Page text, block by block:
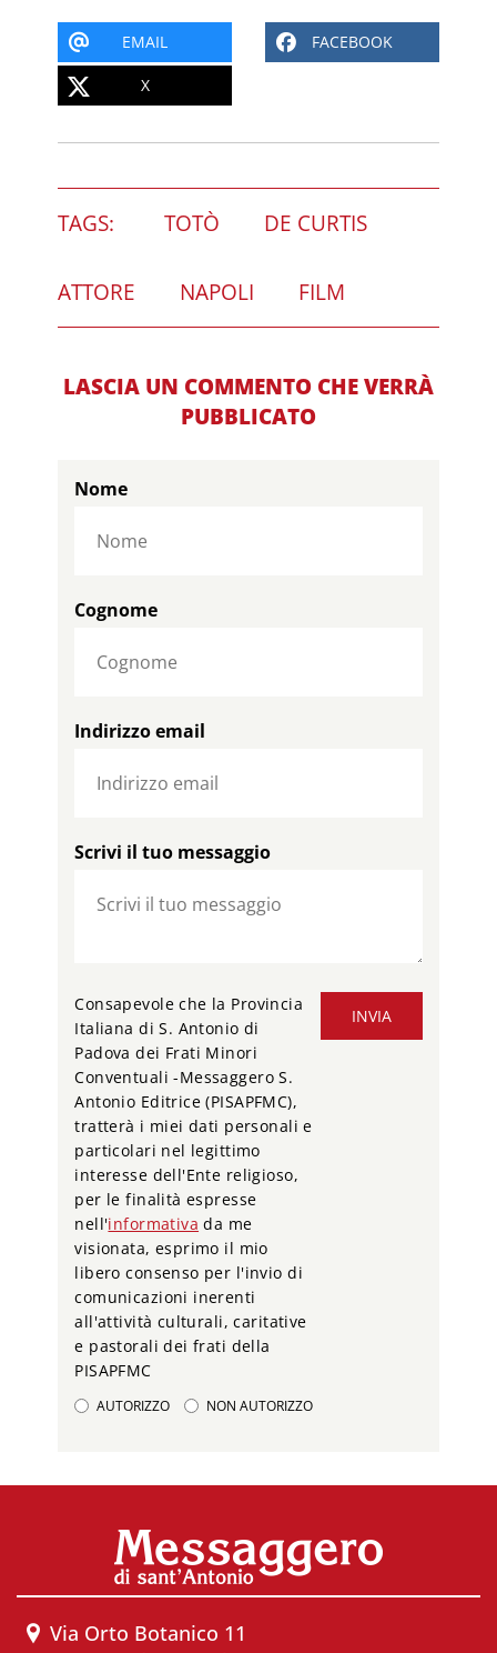
EMAIL FACEBOOK
X
TAGS: TOTÒ DE CURTIS
ATTORE NAPOLI FILM
LASCIA UN COMMENTO CHE VERRÀ
PUBBLICATO
Nome
Cognome
Indirizzo email
Scrivi il tuo messaggio
INVIA
Consapevole che la Provincia
Italiana di S. Antonio di
Padova dei Frati Minori
Conventuali -Messaggero S.
Antonio Editrice (PISAPFMC),
tratterà i miei dati personali e
particolari nel legittimo
interesse dell'Ente religioso,
per le finalità espresse
nell'informativa da me
visionata, esprimo il mio
libero consenso per l'invio di
comunicazioni inerenti
all'attività culturali, caritative
e pastorali dei frati della
PISAPFMC
AUTORIZZO NON AUTORIZZO
Via Orto Botanico 11